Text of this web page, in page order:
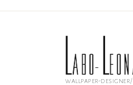
wallpaper-designer/